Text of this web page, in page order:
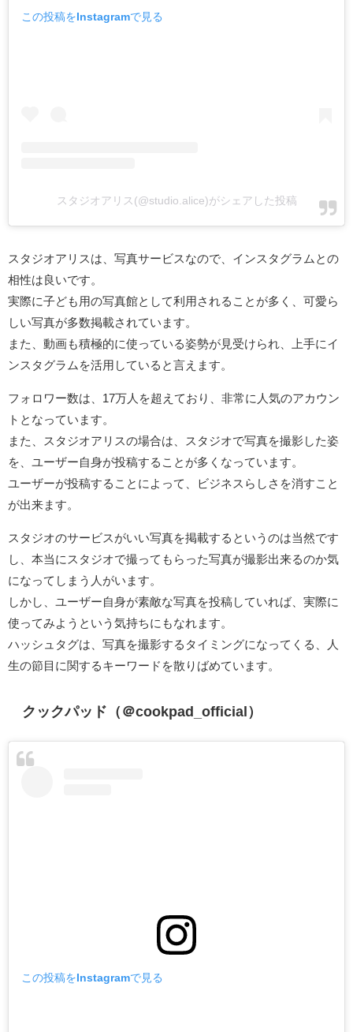
この投稿をInstagramで見る
スタジオアリス(@studio.alice)がシェアした投稿
スタジオアリスは、写真サービスなので、インスタグラムとの
相性は良いです。
実際に子ども用の写真館として利用されることが多く、可愛ら
しい写真が多数掲載されています。
また、動画も積極的に使っている姿勢が見受けられ、上手にイ
ンスタグラムを活用していると言えます。
フォロワー数は、17万人を超えており、非常に人気のアカウン
トとなっています。
また、スタジオアリスの場合は、スタジオで写真を撮影した姿
を、ユーザー自身が投稿することが多くなっています。
ユーザーが投稿することによって、ビジネスらしさを消すこと
が出来ます。
スタジオのサービスがいい写真を掲載するというのは当然です
し、本当にスタジオで撮ってもらった写真が撮影出来るのか気
になってしまう人がいます。
しかし、ユーザー自身が素敵な写真を投稿していれば、実際に
使ってみようという気持ちにもなれます。
ハッシュタグは、写真を撮影するタイミングになってくる、人
生の節目に関するキーワードを散りばめています。
クックパッド（＠cookpad_official）
この投稿をInstagramで見る